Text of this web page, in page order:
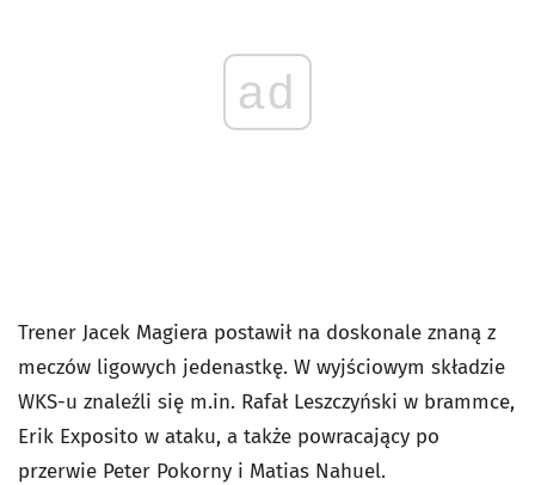
ad
Trener Jacek Magiera postawił na doskonale znaną z
meczów ligowych jedenastkę. W wyjściowym składzie
WKS-u znaleźli się m.in. Rafał Leszczyński w brammce,
Erik Exposito w ataku, a także powracający po
przerwie Peter Pokorny i Matias Nahuel.